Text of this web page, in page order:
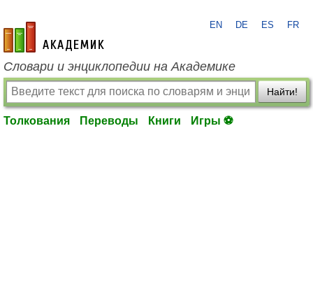
academic.ru
EN DE ES FR
Словари и энциклопедии на Академике
Найти!
Толкования Переводы Книги Игры ⚽